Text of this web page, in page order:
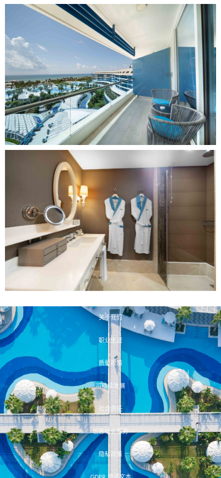
关于我们
职业生涯
质量政策
可持续发展
社会责任
信息社会服务
隐私政策